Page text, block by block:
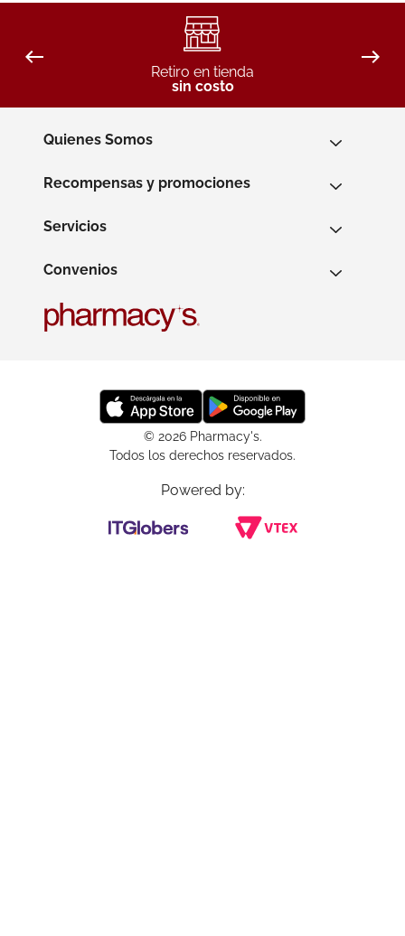
Retiro en tienda
sin costo
Quienes Somos
Recompensas y promociones
Servicios
Convenios
© 2026 Pharmacy's.
Todos los derechos reservados.
Powered by: